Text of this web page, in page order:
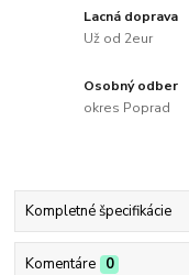
Lacná doprava
Už od 2eur
Osobný odber
okres Poprad
Kompletné špecifikácie
Komentáre 0